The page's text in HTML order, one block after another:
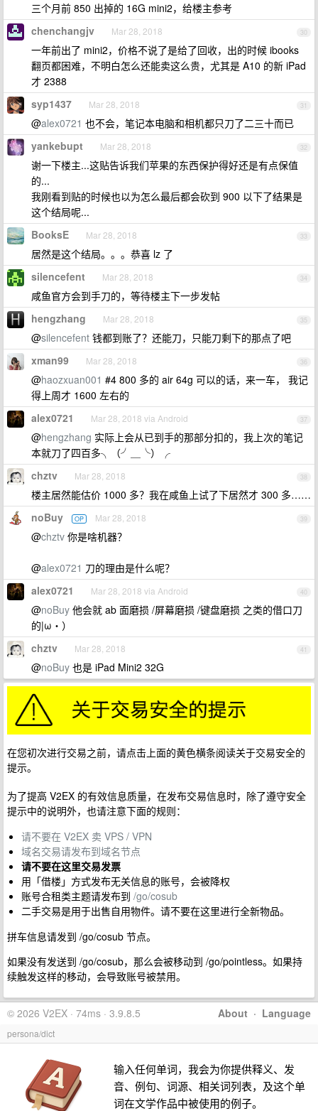
三个月前 850 出掉的 16G mini2，给楼主参考
30
chenchangjv Mar 28, 2018
一年前出了 mini2，价格不说了是给了回收，出的时候 ibooks
翻页都困难，不明白怎么还能卖这么贵，尤其是 A10 的新 iPad
才 2388
31
syp1437 Mar 28, 2018
@alex0721 也不会，笔记本电脑和相机都只刀了二三十而已
32
yankebupt Mar 28, 2018
谢一下楼主...这贴告诉我们苹果的东西保护得好还是有点保值
的...
我刚看到贴的时候也以为怎么最后都会砍到 900 以下了结果是
这个结局呢...
33
BooksE Mar 28, 2018
居然是这个结局。。。恭喜 lz 了
34
silencefent Mar 28, 2018
咸鱼官方会到手刀的，等待楼主下一步发帖
35
hengzhang Mar 28, 2018
@silencefent 钱都到账了？还能刀，只能刀剩下的那点了吧
36
xman99 Mar 28, 2018
@haozxuan001 #4 800 多的 air 64g 可以的话，来一车， 我记
得上周才 1600 左右的
37
alex0721 Mar 28, 2018 via Android
@hengzhang 实际上会从已到手的那部分扣的，我上次的笔记
本就刀了四百多╮（╯＿╰）╭
38
chztv Mar 28, 2018
楼主居然能估价 1000 多？我在咸鱼上试了下居然才 300 多……
39
noBuy OP Mar 28, 2018
@chztv 你是啥机器？
@alex0721 刀的理由是什么呢？
40
alex0721 Mar 28, 2018 via Android
@noBuy 他会就 ab 面磨损 /屏幕磨损 /键盘磨损 之类的借口刀
的|ω・）
41
chztv Mar 28, 2018
@noBuy 也是 iPad Mini2 32G
在您初次进行交易之前，请点击上面的黄色横条阅读关于交易安全的
提示。
为了提高 V2EX 的有效信息质量，在发布交易信息时，除了遵守安全
提示中的说明外，也请注意下面的规则：
请不要在 V2EX 卖 VPS / VPN
域名交易请发布到域名节点
请不要在这里交易发票
用「借楼」方式发布无关信息的账号，会被降权
账号合租类主题请发布到 /go/cosub
二手交易是用于出售自用物件。请不要在这里进行全新物品。
拼车信息请发到 /go/cosub 节点。
如果没有发送到 /go/cosub，那么会被移动到 /go/pointless。如果持
续触发这样的移动，会导致账号被禁用。
About · Language
© 2026 V2EX · 74ms · 3.9.8.5
persona/dict
输入任何单词，我会为你提供释义、发
音、例句、词源、相关词列表，及这个单
词在文学作品中被使用的例子。